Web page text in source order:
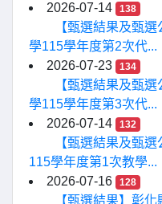
2026-07-14
138
【甄選結果及甄
學115學年度第2次代...
2026-07-23
134
【甄選結果及甄
學115學年度第3次代...
2026-07-14
132
【甄選結果及甄
115學年度第1次教學...
2026-07-16
128
【甄選結果】彰